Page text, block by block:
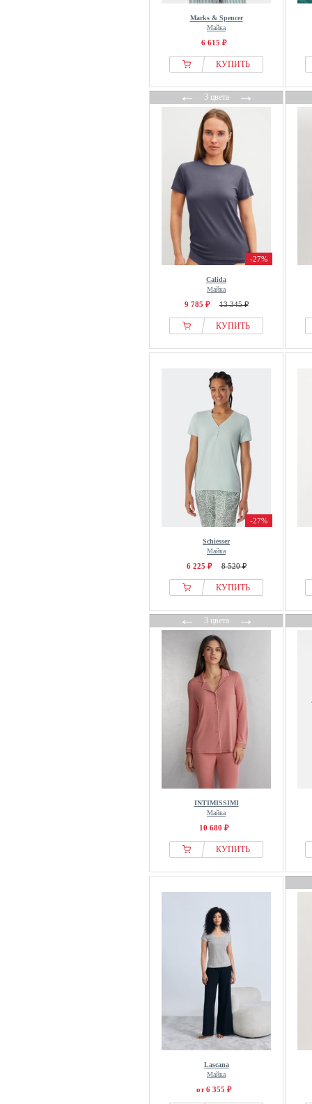
Marks & Spencer
Майка
6 615 ₽
КУПИТЬ
←3 цвета→
-27%
Calida
Майка
9 785 ₽ 13 345 ₽
КУПИТЬ
-27%
Schiesser
Майка
6 225 ₽ 8 520 ₽
КУПИТЬ
←3 цвета→
INTIMISSIMI
Майка
10 680 ₽
КУПИТЬ
Lascana
Майка
от 6 355 ₽